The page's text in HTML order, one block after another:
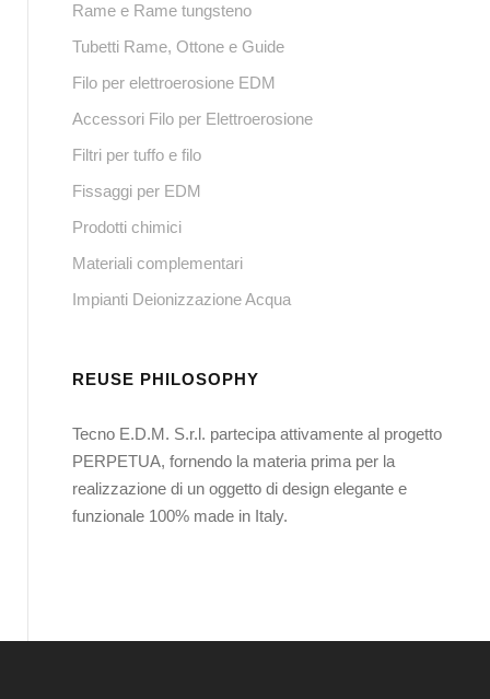
Rame e Rame tungsteno
Tubetti Rame, Ottone e Guide
Filo per elettroerosione EDM
Accessori Filo per Elettroerosione
Filtri per tuffo e filo
Fissaggi per EDM
Prodotti chimici
Materiali complementari
Impianti Deionizzazione Acqua
REUSE PHILOSOPHY
Tecno E.D.M. S.r.l. partecipa attivamente al progetto
PERPETUA, fornendo la materia prima per la
realizzazione di un oggetto di design elegante e
funzionale 100% made in Italy.